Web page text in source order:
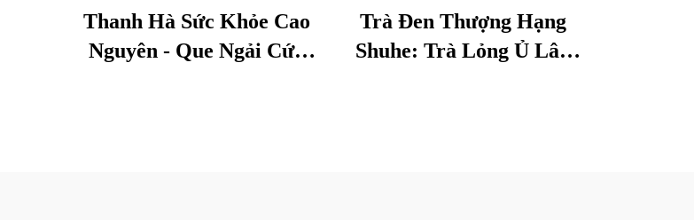
Thanh Hà Sức Khỏe Cao
Nguyên - Que Ngải Cứu
Trà Đen Thượng Hạng
Shuhe: Trà Lỏng Ủ Lâu